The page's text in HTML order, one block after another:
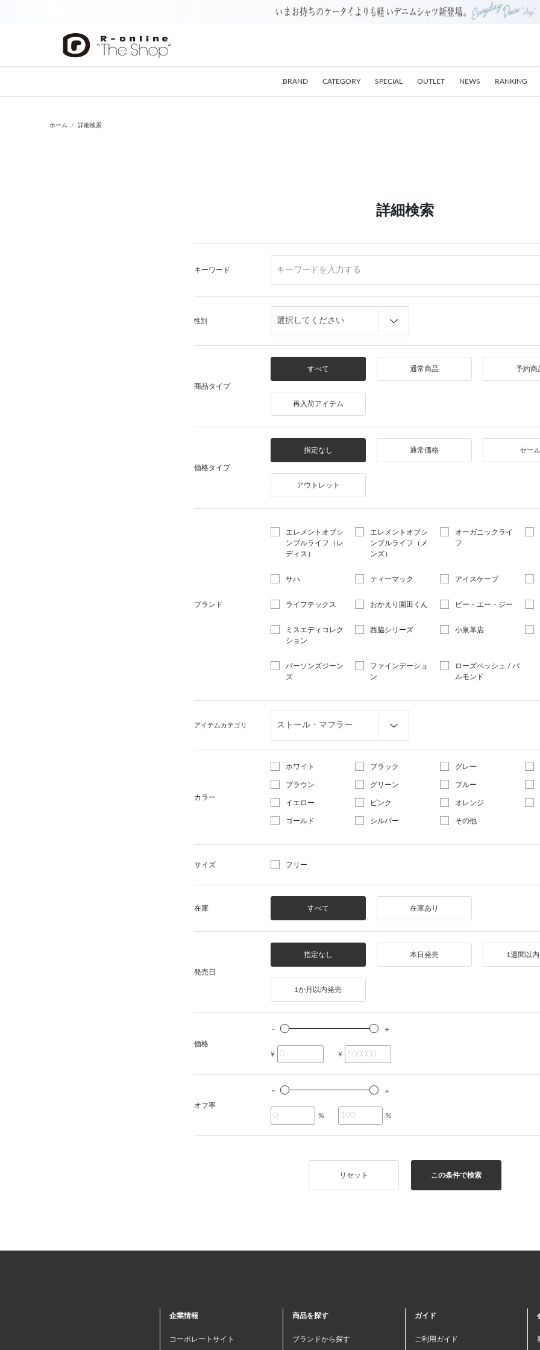
BRAND CATEGORY SPECIAL OUTLET NEWS RANKING
ホーム 詳細検索
詳細検索
キーワード
性別
商品タイプ
すべて 通常商品 予約商
再入荷アイテム
価格タイプ
指定なし 通常価格 セー
アウトレット
ブランド
エレメントオブシ
ンプルライフ（レ
ディス）
エレメントオブシ
ンプルライフ（メ
ンズ）
オーガニックライ
フ
サハ ティーマック アイスケープ
ライフテックス おかえり園田くん ビー・エー・ジー
ミスエディコレク
ション
西脇シリーズ 小泉革店
パーソンズジーン
ズ
ファインデーショ
ン
ローズペッシュ / パ
ルモンド
アイテムカテゴリ
カラー
ホワイト ブラック グレー
ブラウン グリーン ブルー
イエロー ピンク オレンジ
ゴールド シルバー その他
サイズ フリー
在庫 すべて 在庫あり
発売日
指定なし 本日発売 1週間以
1か月以内発売
価格
¥
¥
オフ率
%
%
この条件で検索
リセット
企業情報
コーポレートサイト
商品を探す
ブランドから探す
ガイド
ご利用ガイド